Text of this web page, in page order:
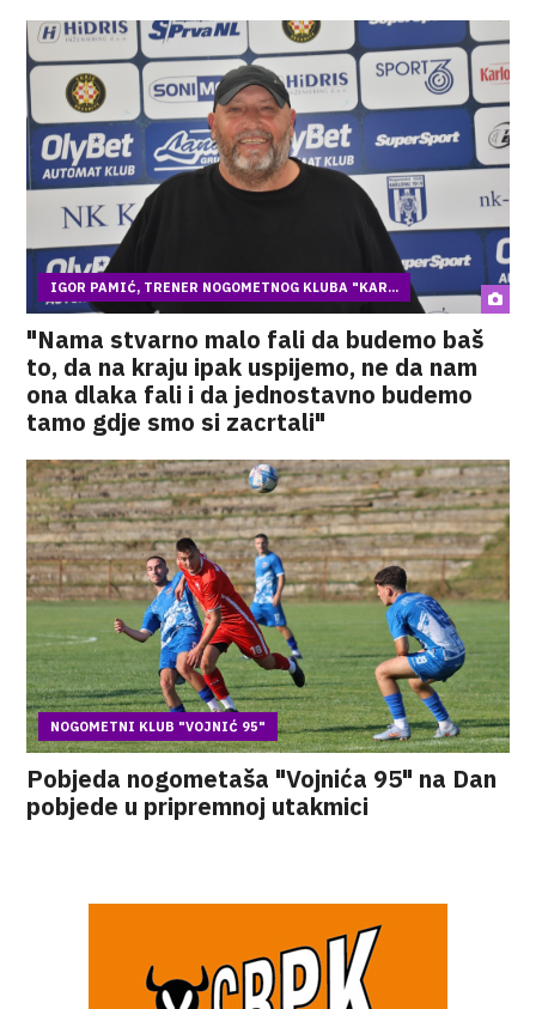
IGOR PAMIĆ, TRENER NOGOMETNOG KLUBA "KAR...
"Nama stvarno malo fali da budemo baš
to, da na kraju ipak uspijemo, ne da nam
ona dlaka fali i da jednostavno budemo
tamo gdje smo si zacrtali"
NOGOMETNI KLUB "VOJNIĆ 95"
Pobjeda nogometaša "Vojnića 95" na Dan
pobjede u pripremnoj utakmici